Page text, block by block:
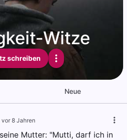
Witze
schreiben
Neue
vor 8 Jahren
Mutter: "Mutti, darf ich in